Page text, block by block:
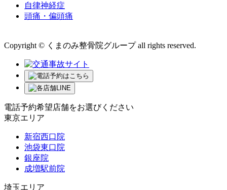
自律神経症
頭痛・偏頭痛
Copyright © くまのみ整骨院グループ all rights reserved.
電話予約希望店舗をお選びください
東京エリア
新宿西口院
池袋東口院
銀座院
成増駅前院
埼玉エリア